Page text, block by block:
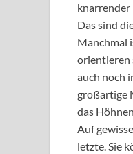
knarrender
Das sind
Manchmal
orientieren
auch noch
großartige
das
Auf
letzte. Sie